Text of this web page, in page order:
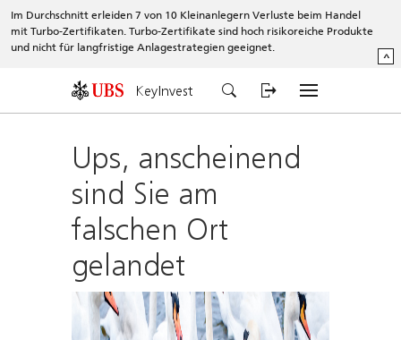
Im Durchschnitt erleiden 7 von 10 Kleinanlegern Verluste beim Handel
mit Turbo-Zertifikaten. Turbo-Zertifikate sind hoch risikoreiche Produkte
und nicht für langfristige Anlagestrategien geeignet.
^
KeyInvest
Ups, anscheinend
sind Sie am
falschen Ort
gelandet